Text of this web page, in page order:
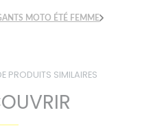
MOTO ÉTÉ FEMME
PRODUITS SIMILAIRES